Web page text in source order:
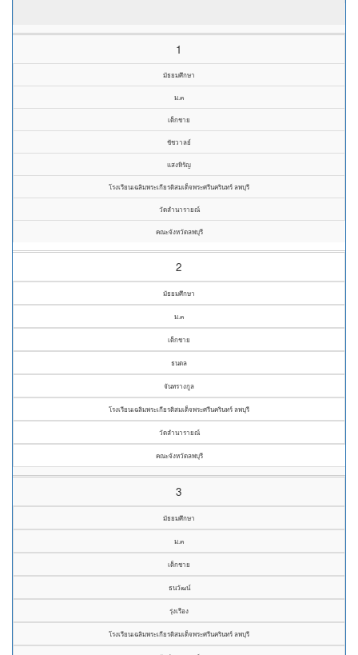
1
มัธยมศึกษา
ม.๓
เด็กชาย
ชัชวาลย์
แสงหิรัญ
โรงเรียนเฉลิมพระเกียรติสมเด็จพระศรีนครินทร์ ลพบุรี
วัดลำนารายณ์
คณะจังหวัดลพบุรี
2
มัธยมศึกษา
ม.๓
เด็กชาย
ธนดล
จันทรางกูล
โรงเรียนเฉลิมพระเกียรติสมเด็จพระศรีนครินทร์ ลพบุรี
วัดลำนารายณ์
คณะจังหวัดลพบุรี
3
มัธยมศึกษา
ม.๓
เด็กชาย
ธนวัฒน์
รุ่งเรือง
โรงเรียนเฉลิมพระเกียรติสมเด็จพระศรีนครินทร์ ลพบุรี